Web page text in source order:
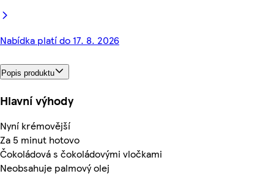
Nabídka platí do 17. 8. 2026
Popis produktu
Hlavní výhody
Nyní krémovější
Za 5 minut hotovo
Čokoládová s čokoládovými vločkami
Neobsahuje palmový olej